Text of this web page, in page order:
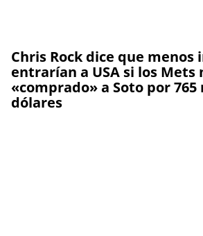
Chris Rock dice que
entrarían a USA si los Mets
«comprado» a Soto por
dólares